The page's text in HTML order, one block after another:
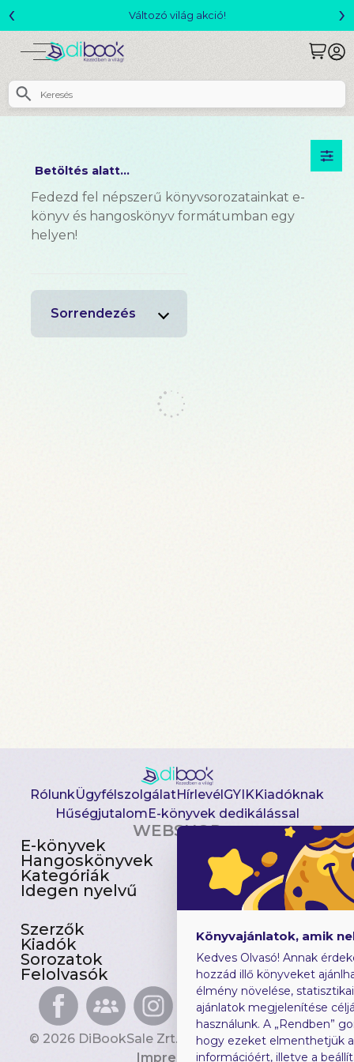
Változó világ akció!
‹ ›
Betöltés alatt...
Fedezd fel népszerű könyvsorozatainkat e-
könyv és hangoskönyv formátumban egy
helyen!
Sorrendezés
RólunkÜgyfélszolgálatHírlevélGYIKKiadóknak
HűségjutalomE-könyvek dedikálással
WEBSHOP
E-könyvek
Hangoskönyvek
Kategóriák
Idegen nyelvű
Csomagajánlatok
Akciósak
Előjegyezhetők
Újdonságok
Szerzők
Kiadók
Sorozatok
Felolvasók
Gyerekkönyvek
Heti toplista
Ajándékutalvány
Blog
© 2026 DiBookSale Zrt. Minden jog fenntartva.
Impresszum
Könyvajánlatok, amik
Kedves Olvasó! Annak
hozzád illő könyveket
élmény növelése,
ajánlatok megjelenítése
használunk. A „Rendben”
hogy ezeket elmenthetjük
információért, illetve a